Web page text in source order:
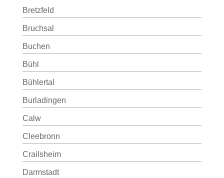
Bretzfeld
Bruchsal
Buchen
Bühl
Bühlertal
Burladingen
Calw
Cleebronn
Crailsheim
Darmstadt